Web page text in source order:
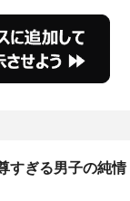
すぎる男子の純情